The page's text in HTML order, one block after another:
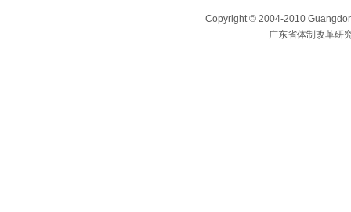
Copyright © 2004-2010
广东省体制改革